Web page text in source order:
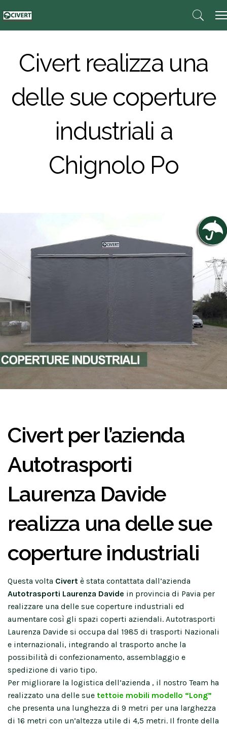
Civert realizza una
delle sue coperture
industriali a
Chignolo Po
Civert per l’azienda
Autotrasporti
Laurenza Davide
realizza una delle sue
coperture industriali
Questa volta Civert è stata contattata dall’azienda
Autotrasporti Laurenza Davide in provincia di Pavia per
realizzare una delle sue coperture industriali ed
aumentare così gli spazi coperti aziendali. Autotrasporti
Laurenza Davide si occupa dal 1985 di trasporti Nazionali
e internazionali, integrando al trasporto anche la
possibilità di confezionamento, assemblaggio e
spedizione di vario tipo.
Per migliorare la logistica dell’azienda , il nostro Team ha
realizzato una delle sue tettoie mobili modello “Long”
che presenta una lunghezza di 9 metri per una larghezza
di 16 metri con un’altezza utile di 4,5 metri. Il fronte della